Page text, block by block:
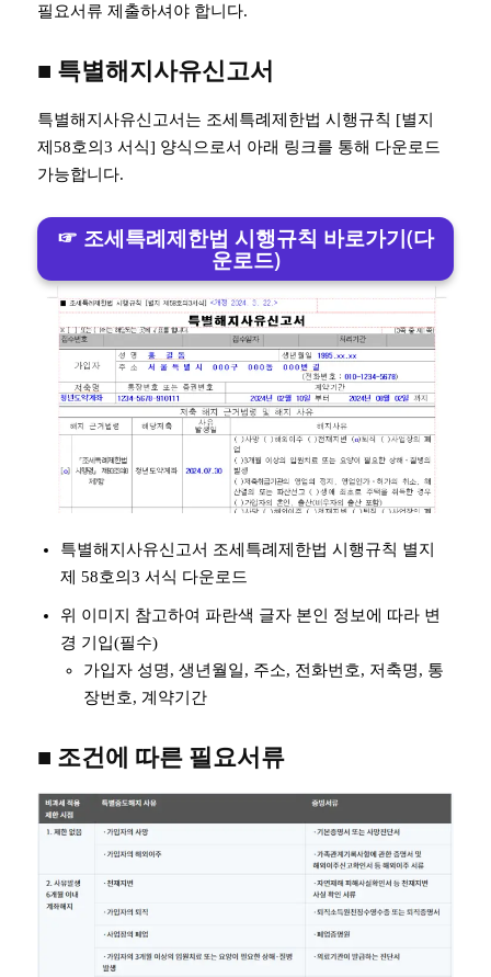
필요서류 제출하셔야 합니다.
■ 특별해지사유신고서
특별해지사유신고서는 조세특례제한법 시행규칙 [별지
제58호의3 서식] 양식으로서 아래 링크를 통해 다운로드
가능합니다.
☞ 조세특례제한법 시행규칙 바로가기(다
운로드)
특별해지사유신고서 조세특례제한법 시행규칙 별지
제 58호의3 서식 다운로드
위 이미지 참고하여 파란색 글자 본인 정보에 따라 변
경 기입(필수)
가입자 성명, 생년월일, 주소, 전화번호, 저축명, 통
장번호, 계약기간
■ 조건에 따른 필요서류